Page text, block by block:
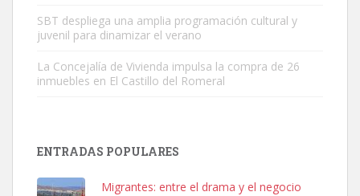
Leales.org » Gran Canaria
SBT despliega una amplia programación cultural y
juvenil para dinamizar el verano
La Concejalía de Vivienda impulsa la compra de 26
inmuebles en El Castillo del Romeral
ENTRADAS POPULARES
Migrantes: entre el drama y el negocio